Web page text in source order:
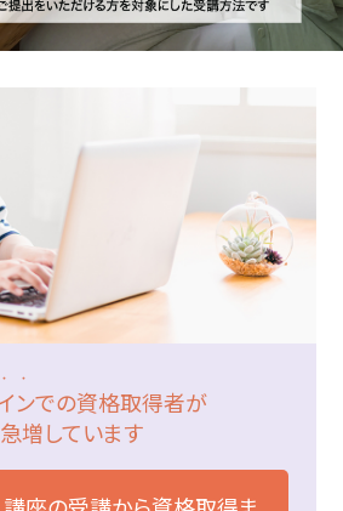
ン
・
での資格取得者が
急増しています